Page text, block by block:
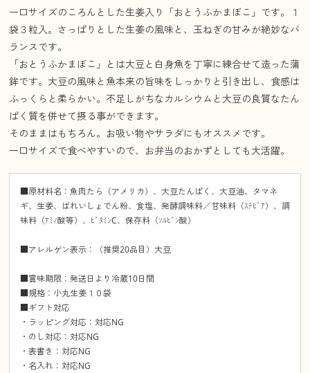
一口サイズのころんとした生姜入り「おとうふかまぼこ」です。１
袋３粒入。さっぱりとした生姜の風味と、玉ねぎの甘みが絶妙なバ
ランスです。
「おとうふかまぼこ」とは大豆と白身魚を丁寧に練合せて造った蒲
鉾です。大豆の風味と魚本来の旨味をしっかりと引き出し、食感は
ふっくらと柔らかい。不足しがちなカルシウムと大豆の良質なたん
ぱく質を併せて摂る事ができます。
そのままはもちろん。お吸い物やサラダにもオススメです。
一口サイズで食べやすいので、お弁当のおかずとしても大活躍。
■原材料名：魚肉たら（アメリカ）、大豆たんぱく、大豆油、タマネ
ギ、生姜、ばれいしょでん粉、食塩、発酵調味料／甘味料（ｽﾃﾋﾞｱ）、調
味料（ｱﾐﾉ酸等）、ﾋﾞﾀﾐﾝC、保存料（ｿﾙﾋﾞﾝ酸）
■アレルゲン表示：（推奨20品目）大豆
■賞味期限：発送日より冷蔵10日間
■規格：小丸生姜１０袋
■ギフト対応
・ラッピング対応：対応NG
・のし対応：対応NG
・表書き：対応NG
・名入れ：対応NG